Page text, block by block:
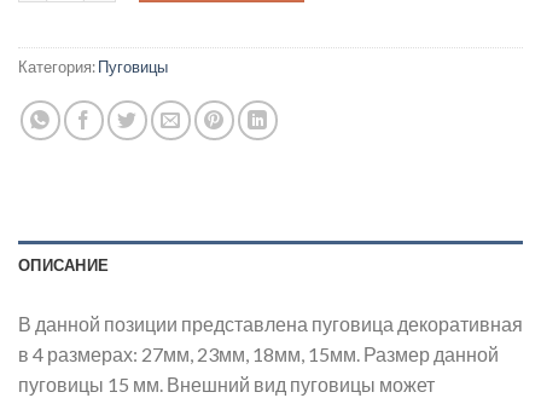
Категория:Пуговицы
ОПИСАНИЕ
В данной позиции представлена ​​пуговица декоративная
в 4 размерах: 27мм, 23мм, 18мм, 15мм. Размер данной
пуговицы 15 мм. Внешний вид пуговицы может